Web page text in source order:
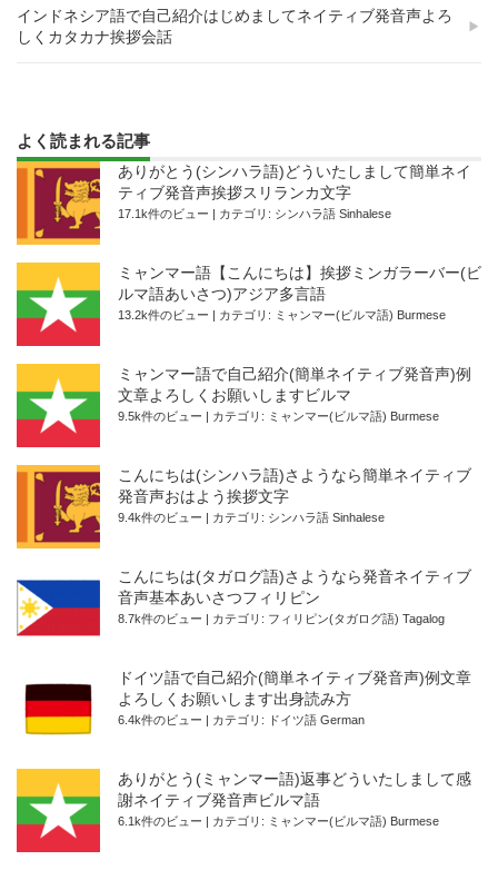
インドネシア語で自己紹介はじめましてネイティブ発音声よろ
しくカタカナ挨拶会話
よく読まれる記事
ありがとう(シンハラ語)どういたしまして簡単ネイ
ティブ発音声挨拶スリランカ文字
17.1k件のビュー | カテゴリ: シンハラ語 Sinhalese
ミャンマー語【こんにちは】挨拶ミンガラーバー(ビ
ルマ語あいさつ)アジア多言語
13.2k件のビュー | カテゴリ: ミャンマー(ビルマ語) Burmese
ミャンマー語で自己紹介(簡単ネイティブ発音声)例
文章よろしくお願いしますビルマ
9.5k件のビュー | カテゴリ: ミャンマー(ビルマ語) Burmese
こんにちは(シンハラ語)さようなら簡単ネイティブ
発音声おはよう挨拶文字
9.4k件のビュー | カテゴリ: シンハラ語 Sinhalese
こんにちは(タガログ語)さようなら発音ネイティブ
音声基本あいさつフィリピン
8.7k件のビュー | カテゴリ: フィリピン(タガログ語) Tagalog
ドイツ語で自己紹介(簡単ネイティブ発音声)例文章
よろしくお願いします出身読み方
6.4k件のビュー | カテゴリ: ドイツ語 German
ありがとう(ミャンマー語)返事どういたしまして感
謝ネイティブ発音声ビルマ語
6.1k件のビュー | カテゴリ: ミャンマー(ビルマ語) Burmese